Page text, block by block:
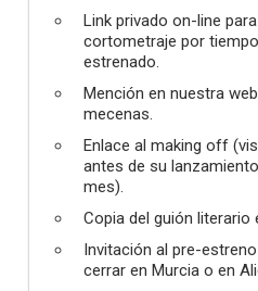
Link privado on-line
cortometraje por
estrenado.
Mención en nuestra
mecenas.
Enlace al making off
antes de su
mes).
Copia del guión literario
Invitación al pre-
cerrar en Murcia o en